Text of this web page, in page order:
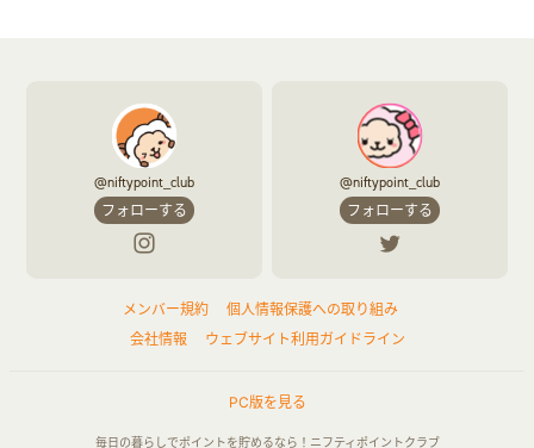
@niftypoint_club
フォローする
@niftypoint_club
フォローする
メンバー規約
個人情報保護への取り組み
会社情報
ウェブサイト利用ガイドライン
PC版を見る
毎日の暮らしでポイントを貯めるなら！ニフティポイントクラブ